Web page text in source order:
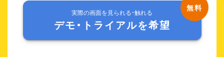
実際の画面を見られる・触れる
デモ・トライアルを希望